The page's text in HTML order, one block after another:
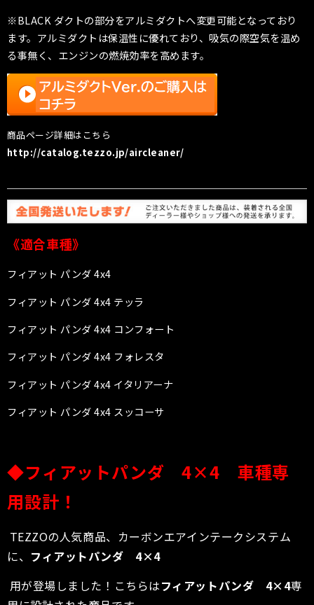
※BLACK ダクトの部分をアルミダクトへ変更可能となっており
ます。アルミダクトは保温性に優れており、吸気の際空気を温め
る事無く、エンジンの燃焼効率を高めます。
商品ページ詳細はこちら
http://catalog.tezzo.jp/aircleaner/
《適合車種》
フィアット パンダ 4x4
フィアット パンダ 4x4 テッラ
フィアット パンダ 4x4 コンフォート
フィアット パンダ 4x4 フォレスタ
フィアット パンダ 4x4 イタリアーナ
フィアット パンダ 4x4 スッコーサ
◆フィアットパンダ 4×4 車種専
用設計！
TEZZOの人気商品、カーボンエアインテークシステム
に、 フィアットパンダ 4×4
用が登場しました！こちらはフィアットパンダ 4×4専